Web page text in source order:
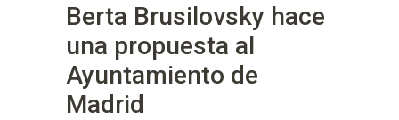
Berta Brusilovsky hace
una propuesta al
Ayuntamiento de
Madrid